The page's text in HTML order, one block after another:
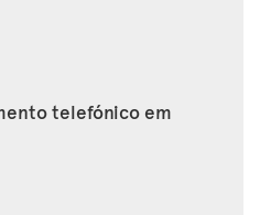
telefónico em